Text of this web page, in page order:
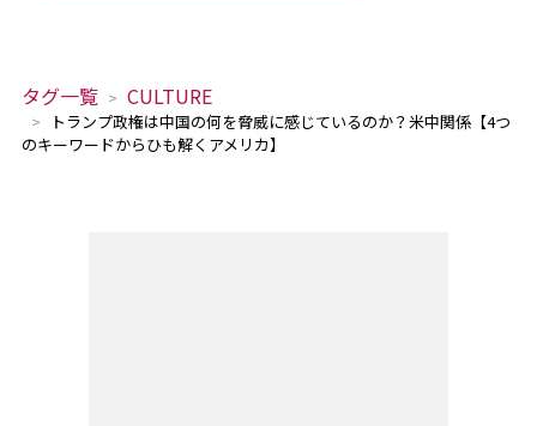
タグ一覧 CULTURE
トランプ政権は中国の何を脅威に感じているのか？米中関係【4つ
のキーワードからひも解くアメリカ】